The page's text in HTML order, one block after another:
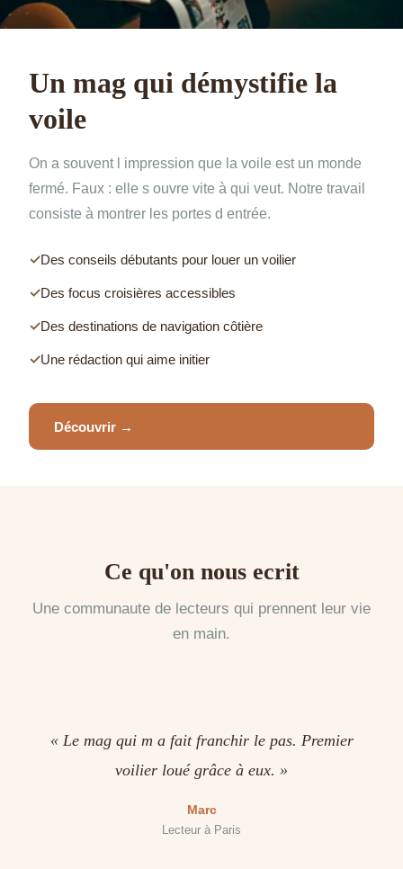
Un mag qui démystifie la
voile
On a souvent l impression que la voile est un monde
fermé. Faux : elle s ouvre vite à qui veut. Notre travail
consiste à montrer les portes d entrée.
Des conseils débutants pour louer un voilier
Des focus croisières accessibles
Des destinations de navigation côtière
Une rédaction qui aime initier
Découvrir →
Ce qu'on nous ecrit
Une communaute de lecteurs qui prennent leur vie
en main.
« Le mag qui m a fait franchir le pas. Premier
voilier loué grâce à eux. »
Marc
Lecteur à Paris